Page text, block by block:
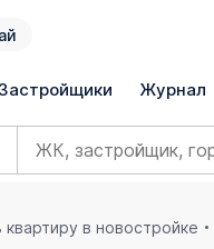
Застройщики Журнал
квартиру в новостройке